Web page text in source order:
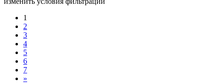
1
2
3
4
5
6
7
»